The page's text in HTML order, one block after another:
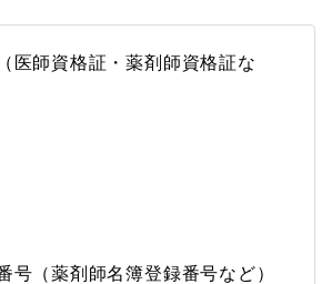
医師資格証・薬剤師資格証な
号（薬剤師名簿登録番号など）